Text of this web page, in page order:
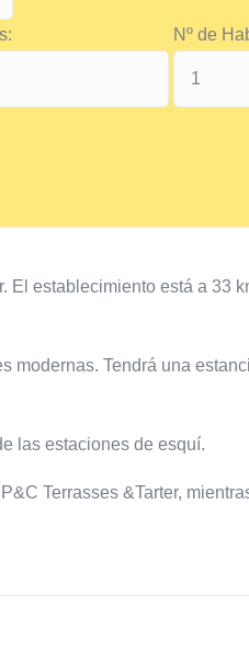
Nº de
El establecimiento está a 33
modernas. Tendrá una
las estaciones de esquí.
Terrasses &Tarter,